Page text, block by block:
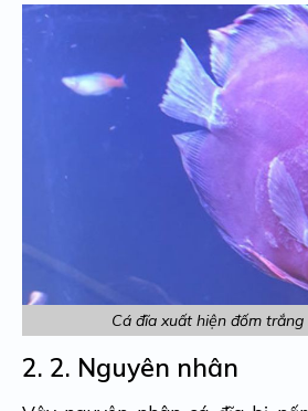
Cá đĩa xuất hiện đốm
2. 2. Nguyên nhân